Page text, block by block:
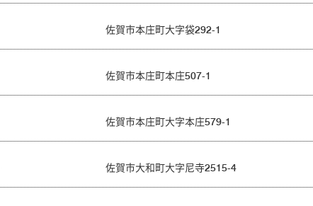
佐賀市本庄町大字袋292-1
佐賀市本庄町本庄507-1
佐賀市本庄町大字本庄579-1
佐賀市大和町大字尼寺2515-4